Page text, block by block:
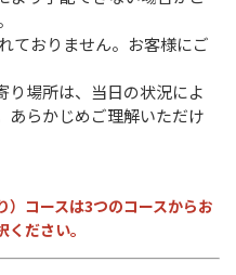
ておりません。お客様にご
場所は、当日の状況によ
あらかじめご理解いただけ
）コースは3つのコースからお
ださい。